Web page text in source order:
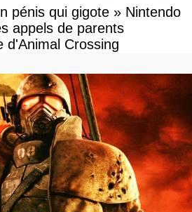
pénis qui gigote » Nintendo
appels de parents
d'Animal Crossing